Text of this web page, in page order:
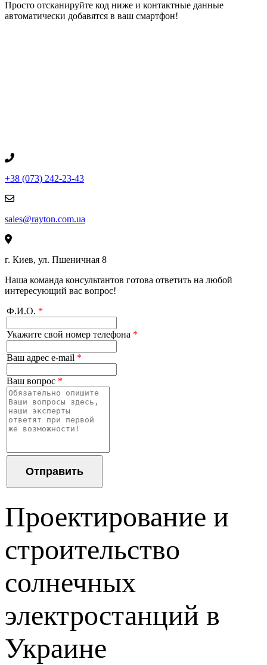
Просто отсканируйте код ниже и контактные данные
автоматически добавятся в ваш смартфон!
+38 (073) 242-23-43
sales@rayton.com.ua
г. Киев, ул. Пшеничная 8
Наша команда консультантов готова ответить на любой
интересующий вас вопрос!
Ф.И.О. *
Укажите свой номер телефона *
Ваш адрес e-mail *
Ваш вопрос *
Проектирование и
строительство
солнечных
электростанций в
Украине